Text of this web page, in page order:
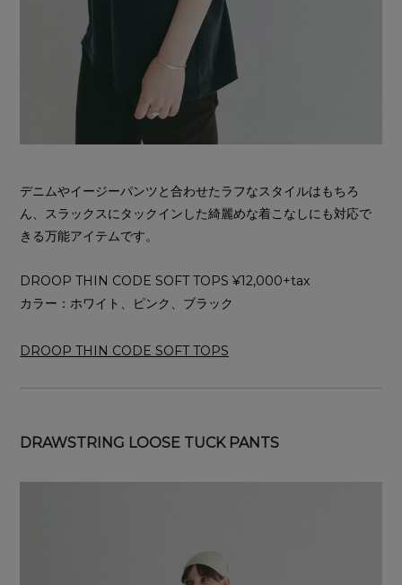
デニムやイージーパンツと合わせたラフなスタイルはもちろ
ん、スラックスにタックインした綺麗めな着こなしにも対応で
きる万能アイテムです。
DROOP THIN CODE SOFT TOPS ¥12,000+tax
カラー：ホワイト、ピンク、ブラック
DROOP THIN CODE SOFT TOPS
DRAWSTRING LOOSE TUCK PANTS